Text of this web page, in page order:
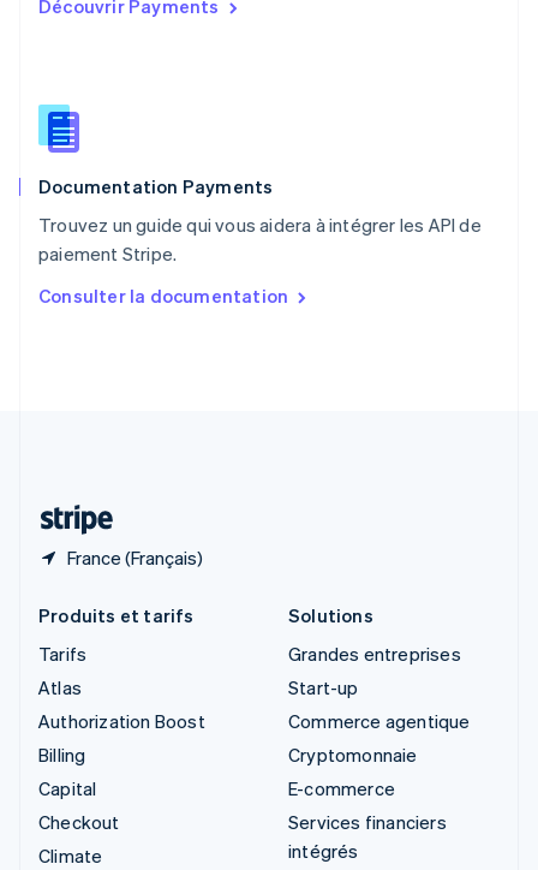
Découvrir Payments
Documentation Payments
Trouvez un guide qui vous aidera à intégrer les API de
paiement Stripe.
Consulter la documentation
France (Français)
PortuguêsEnglish
English
Roumanie
Royaume-Uni
Singapour
English 简体中文
English
Produits et tarifs
Tarifs
Atlas
Authorization Boost
Billing
Capital
Checkout
Climate
Solutions
Grandes entreprises
Start-up
Commerce agentique
Cryptomonnaie
E-commerce
Services financiers
intégrés